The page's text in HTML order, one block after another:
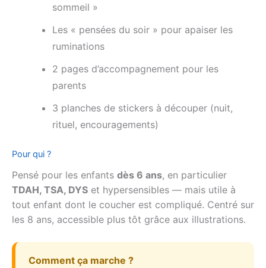
sommeil »
Les « pensées du soir » pour apaiser les
ruminations
2 pages d’accompagnement pour les
parents
3 planches de stickers à découper (nuit,
rituel, encouragements)
Pour qui ?
Pensé pour les enfants dès 6 ans, en particulier
TDAH, TSA, DYS et hypersensibles — mais utile à
tout enfant dont le coucher est compliqué. Centré sur
les 8 ans, accessible plus tôt grâce aux illustrations.
Comment ça marche ?